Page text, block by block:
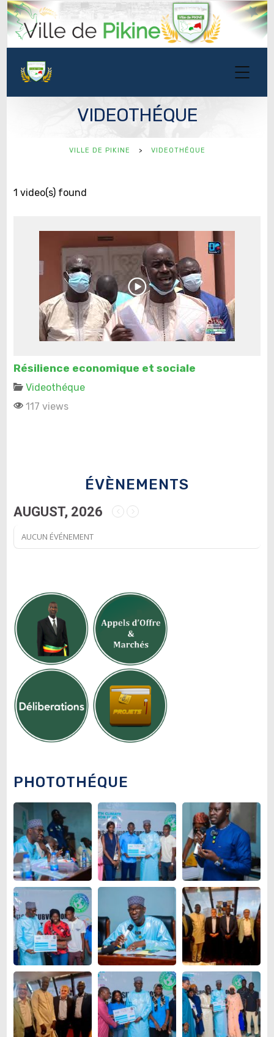
VIDEOTHÉQUE
VILLE DE PIKINE > VIDEOTHÉQUE
1 video(s) found
Résilience economique et sociale
Videothéque
117 views
ÉVÈNEMENTS
AUGUST, 2026
AUCUN ÉVÉNEMENT
PHOTOTHÉQUE